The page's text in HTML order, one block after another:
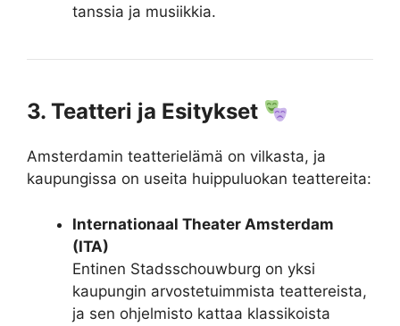
tanssia ja musiikkia.
3. Teatteri ja Esitykset
Amsterdamin teatterielämä on vilkasta, ja
kaupungissa on useita huippuluokan teattereita:
Internationaal Theater Amsterdam
(ITA)
Entinen Stadsschouwburg on yksi
kaupungin arvostetuimmista teattereista,
ja sen ohjelmisto kattaa klassikoista